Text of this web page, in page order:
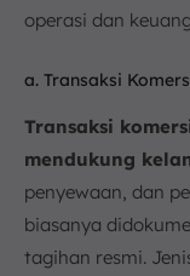
operasi dan
a. Transaksi
Transaksi
mendukung
penyewaan, dan
biasanya
tagihan resmi.